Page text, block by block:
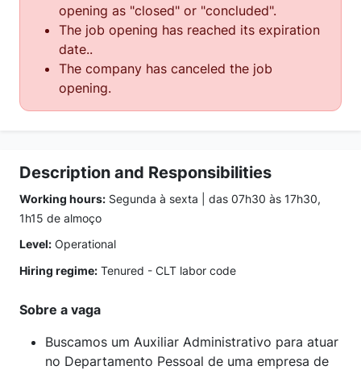
opening as "closed" or "concluded".
The job opening has reached its expiration
date..
The company has canceled the job
opening.
Description and Responsibilities
Working hours: Segunda à sexta | das 07h30 às 17h30,
1h15 de almoço
Level: Operational
Hiring regime: Tenured - CLT labor code
Sobre a vaga
Buscamos um Auxiliar Administrativo para atuar
no Departamento Pessoal de uma empresa de